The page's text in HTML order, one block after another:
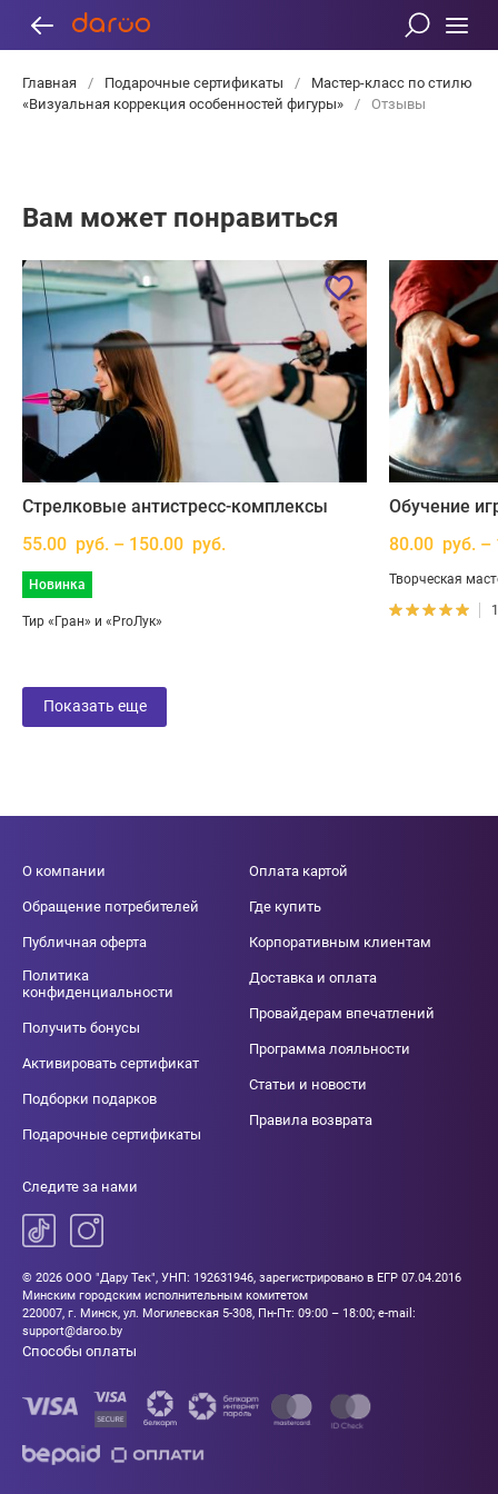
Главная / Подарочные сертификаты /
Мастер-класс по стилю
«Визуальная коррекция особенностей фигуры»
/ Отзывы
Вам может понравиться
Стрелковые антистресс-комплексы
55.00 руб. – 150.00 руб.
Новинка
Тир «Гран» и «ProЛук»
Обучение
80.00 руб. –
Творческая
Показать еще
О компании
Обращение потребителей
Публичная оферта
Политика
конфиденциальности
Получить бонусы
Активировать сертификат
Подборки подарков
Подарочные сертификаты
Оплата картой
Где купить
Корпоративным клиентам
Доставка и оплата
Провайдерам впечатлений
Программа лояльности
Статьи и новости
Правила возврата
Следите за нами
© 2026 ООО "Дару Тек", УНП: 192631946, зарегистрировано в ЕГР 07.04.2016
Минским городским исполнительным комитетом
220007, г. Минск, ул. Могилевская 5-308, Пн-Пт: 09:00 – 18:00; e-mail:
support@daroo.by
Способы оплаты